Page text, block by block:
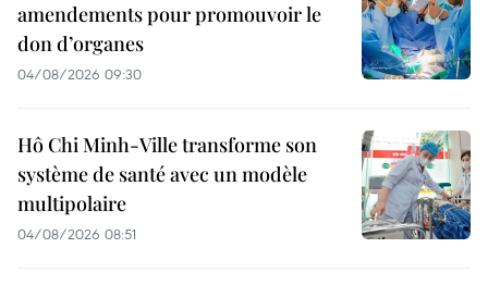
amendements pour promouvoir le
don d’organes
04/08/2026 09:30
Hô Chi Minh-Ville transforme son
système de santé avec un modèle
multipolaire
04/08/2026 08:51